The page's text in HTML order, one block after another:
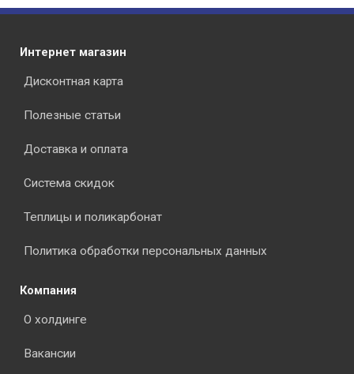
Интернет магазин
Дисконтная карта
Полезные статьи
Доставка и оплата
Система скидок
Теплицы и поликарбонат
Политика обработки персональных данных
Компания
О холдинге
Вакансии